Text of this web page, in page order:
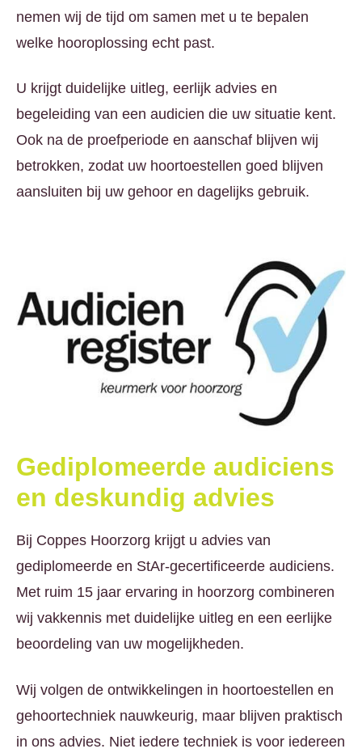
nemen wij de tijd om samen met u te bepalen
welke hooroplossing echt past.
U krijgt duidelijke uitleg, eerlijk advies en
begeleiding van een audicien die uw situatie kent.
Ook na de proefperiode en aanschaf blijven wij
betrokken, zodat uw hoortoestellen goed blijven
aansluiten bij uw gehoor en dagelijks gebruik.
Gediplomeerde audiciens
en deskundig advies
Bij Coppes Hoorzorg krijgt u advies van
gediplomeerde en StAr-gecertificeerde audiciens.
Met ruim 15 jaar ervaring in hoorzorg combineren
wij vakkennis met duidelijke uitleg en een eerlijke
beoordeling van uw mogelijkheden.
Wij volgen de ontwikkelingen in hoortoestellen en
gehoortechniek nauwkeurig, maar blijven praktisch
in ons advies. Niet iedere techniek is voor iedereen